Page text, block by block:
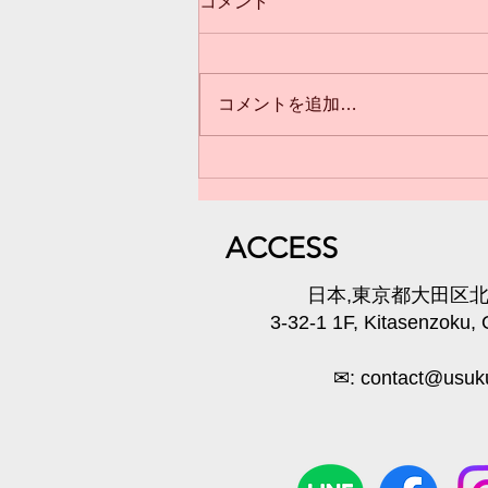
礼❣️
コメントを追加…
​ACCESS
日本,東京都大田区
3-32-1 1F, Kitasenzoku,
✉: